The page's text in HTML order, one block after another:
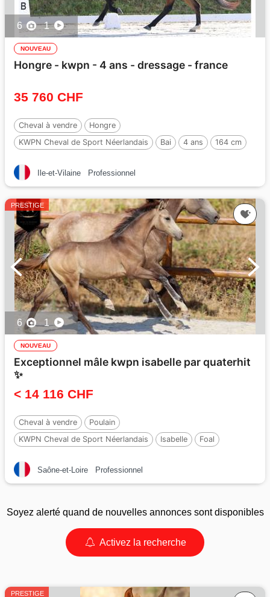
6 1
NOUVEAU
Hongre - kwpn - 4 ans - dressage - france
35 760 CHF
Cheval à vendre
Hongre
KWPN Cheval de Sport Néerlandais
Bai 4 ans 164 cm
Ile-et-Vilaine Professionnel
PRESTIGE
6 1
NOUVEAU
Exceptionnel mâle kwpn isabelle par quaterhit
✨️
< 14 116 CHF
Cheval à vendre
Poulain
KWPN Cheval de Sport Néerlandais
Isabelle
Foal
Saône-et-Loire
Professionnel
Soyez alerté quand de nouvelles annonces sont disponibles
Activez la recherche
PRESTIGE